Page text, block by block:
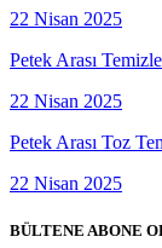
22 Nisan 2025
Petek Arası
22 Nisan 2025
Petek Arası Toz
22 Nisan 2025
BÜLTENE ABONE